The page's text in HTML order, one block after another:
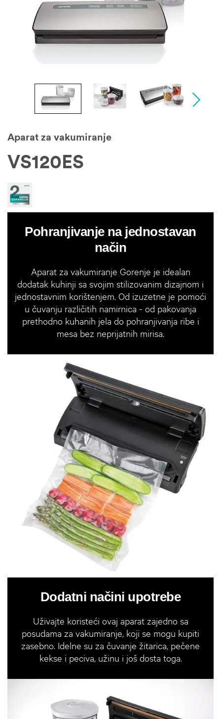
Aparat za vakumiranje
VS120ES
Pohranjivanje na jednostavan
način
Aparat za vakumiranje Gorenje je idealan
dodatak kuhinji sa svojim stilizovanim dizajnom i
jednostavnim korištenjem. Od izuzetne je pomoći
u čuvanju različitih namirnica - od pakovanja
prethodno kuhanih jela do pohranjivanja ribe i
mesa bez neprijatnih mirisa.
Dodatni načini upotrebe
Uživajte koristeći ovaj aparat zajedno sa
posudama za vakumiranje, koji se mogu kupiti
zasebno. Idelne su za čuvanje žitarica, pečene
kekse i peciva, užinu i još dosta toga.